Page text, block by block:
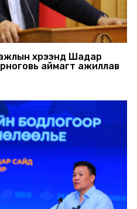
хүрээнд Шадар
аймагт ажиллав